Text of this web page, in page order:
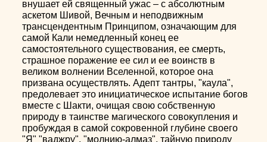
внушает ей священный ужас – с абсолютным
аскетом Шивой, Вечным и неподвижным
трансцендентным Принципом, означающим для
самой Кали немедленный конец ее
самостоятельного существования, ее смерть,
страшное поражение ее сил и ее воинств в
великом волнении Вселенной, которое она
призвана осуществлять. Адепт тантры, "каула",
предолевает это инициатическое испытание богов
вместе с Шакти, очищая свою собственную
природу в таинстве магического совокупления и
пробуждая в самой сокровенной глубине своего
"Я" "ваджру", "молнию-алмаз", тайную природу